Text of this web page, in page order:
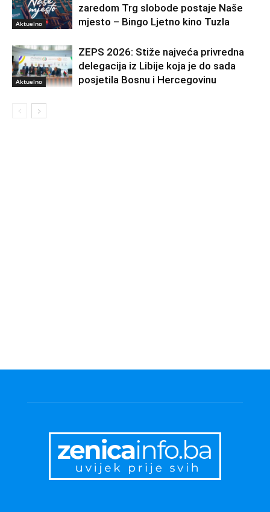
Aktuelno
zaredom Trg slobode postaje Naše
mjesto – Bingo Ljetno kino Tuzla
Aktuelno
ZEPS 2026: Stiže najveća privredna
delegacija iz Libije koja je do sada
posjetila Bosnu i Hercegovinu